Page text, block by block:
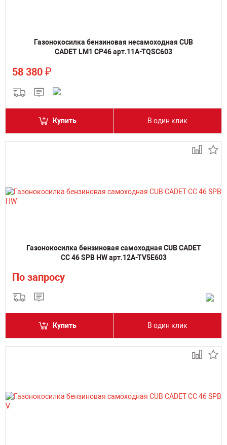
Газонокосилка бензиновая несамоходная CUB
CADET LM1 CP46 арт.11A-TQSC603
58 380 ₽
Купить В один клик
Газонокосилка бензиновая самоходная CUB CADET
CC 46 SPB HW арт.12A-TV5E603
По запросу
Купить В один клик